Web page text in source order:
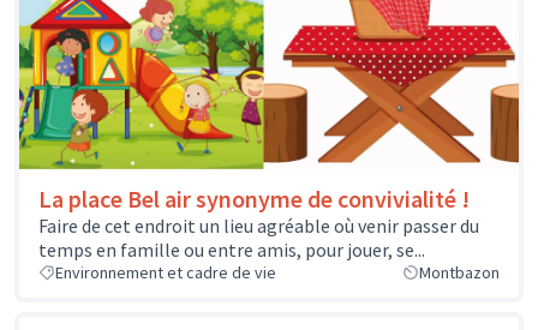
La place Bel air synonyme de convivialité !
Faire de cet endroit un lieu agréable où venir passer du
temps en famille ou entre amis, pour jouer, se...
Environnement et cadre de vie Montbazon